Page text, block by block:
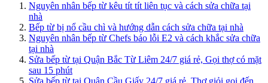
Nguyên nhân bếp từ kêu tít tít liên tục và cách sửa chữa tại
nhà
Bếp từ bị nổ cầu chì và hướng dẫn cách sửa chữa tại nhà
Nguyên nhân bếp từ Chefs báo lỗi E2 và cách khắc sửa chữa
tại nhà
Sửa bếp từ tại Quận Bắc Từ Liêm 24/7 giá rẻ, Gọi thợ có mặt
sau 15 phút